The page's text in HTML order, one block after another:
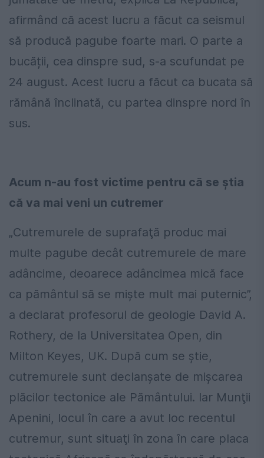
afirmând că acest lucru a făcut ca seismul
să producă pagube foarte mari. O parte a
bucății, cea dinspre sud, s-a scufundat pe
24 august. Acest lucru a făcut ca bucata să
rămână înclinată, cu partea dinspre nord în
sus.
Acum n-au fost victime pentru că se știa
că va mai veni un cutremer
„Cutremurele de suprafaţă produc mai
multe pagube decât cutremurele de mare
adâncime, deoarece adâncimea mică face
ca pământul să se mişte mult mai puternic”,
a declarat profesorul de geologie David A.
Rothery, de la Universitatea Open, din
Milton Keyes, UK. După cum se știe,
cutremurele sunt declanşate de mişcarea
plăcilor tectonice ale Pământului. Iar Munţii
Apenini, locul în care a avut loc recentul
cutremur, sunt situaţi în zona în care placa